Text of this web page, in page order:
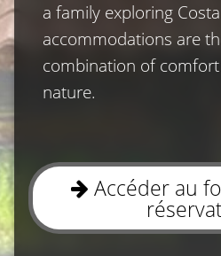
a family exploring
accommodations are
combination of
nature.
Accéder au